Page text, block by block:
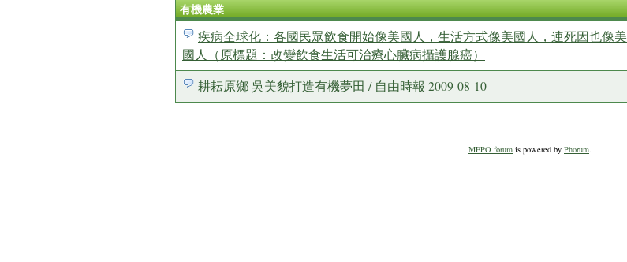
有機農業
疾病全球化：各國民眾飲食開始像美國人，生活方式像美國人，連死因也像美
國人（原標題：改變飲食生活可治療心臟病攝護腺癌）
耕耘原鄉 吳美貌打造有機夢田 / 自由時報 2009-08-10
MEPO forum is powered by Phorum.